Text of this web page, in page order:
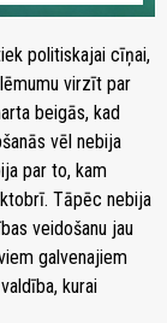
politiskajai cīņai,
virzīt par
beigās, kad
vēl nebija
par to, kam
Tāpēc nebija
veidošanu jau
galvenajiem
kurai